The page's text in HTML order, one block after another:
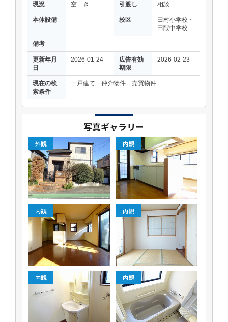
現況 空 き 引渡し 相談
本体設備 校区
田村小学校・
田隈中学校
備考
更新年月
日
2026-01-24
広告有効
期限
2026-02-23
現在の検
索条件
一戸建て 仲介物件 売買物件
写真ギャラリー
外観 内観
内観 内観
内観 内観